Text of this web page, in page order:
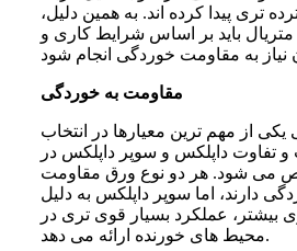
تری پیدا کرده اند. به همین دلیل،
متریال باید بر اساس شرایط کاری و
مقاومت به خوردگی
از مهم ترین معیارها در انتخاب
تفاوت داپلکس و سوپر داپلکس در
می شود. هر دو نوع ورق مقاومت
دارند، اما سوپر داپلکس به دلیل
بیشتر، عملکرد بسیار قوی تری در
محیط های خورنده ارائه می دهد.